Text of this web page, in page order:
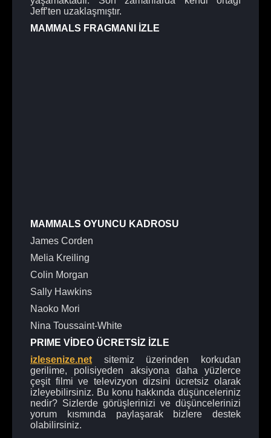
Jeff’ten uzaklaşmıştır.
MAMMALS FRAGMANI İZLE
MAMMALS OYUNCU KADROSU
James Corden
Melia Kreiling
Colin Morgan
Sally Hawkins
Naoko Mori
Nina Toussaint-White
PRIME VİDEO ÜCRETSİZ İZLE
izlesenize.net sitemiz üzerinden korkudan
gerilime, polisiyeden aksiyona daha yüzlerce
çeşit filmi ve televizyon dizsini ücretsiz olarak
izleyebilirsiniz. Bu konu hakkında düşünceleriniz
nedir? Sizlerde görüşlerinizi ve düşüncelerinizi
yorum kısmında paylaşarak bizlere destek
olabilirsiniz.